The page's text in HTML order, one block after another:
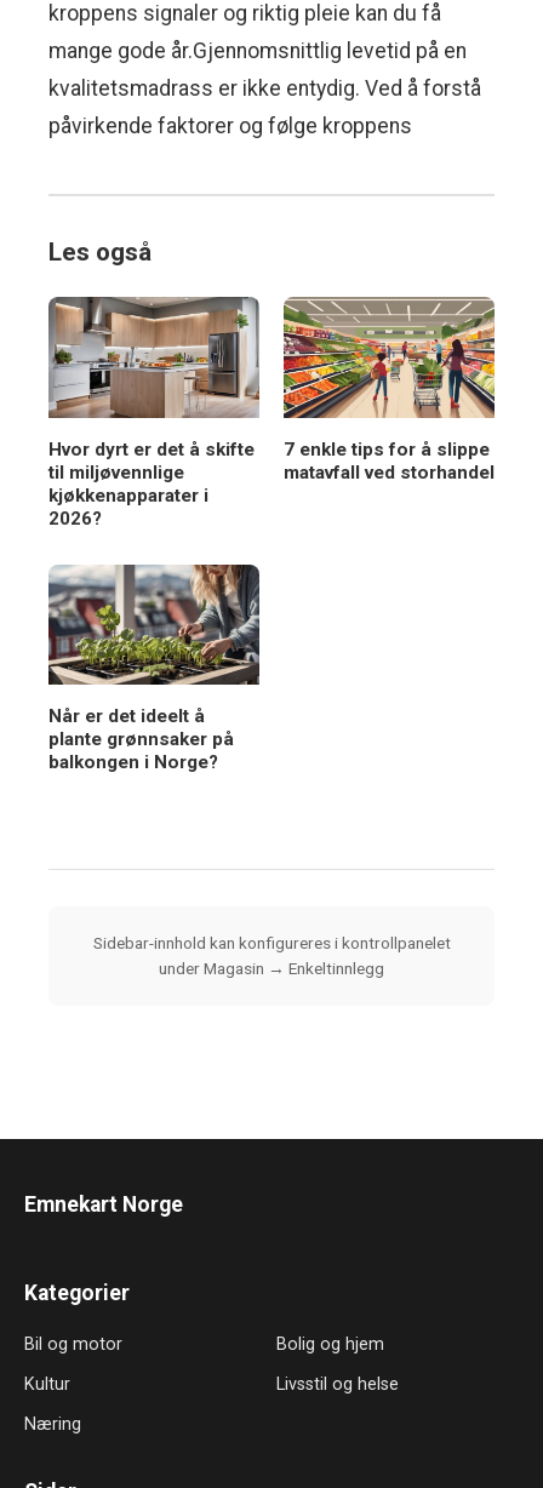
kroppens signaler og riktig pleie kan du få
mange gode år.Gjennomsnittlig levetid på en
kvalitetsmadrass er ikke entydig. Ved å forstå
påvirkende faktorer og følge kroppens
Les også
Hvor dyrt er det å skifte
til miljøvennlige
kjøkkenapparater i
2026?
7 enkle tips for å slippe
matavfall ved storhandel
Når er det ideelt å
plante grønnsaker på
balkongen i Norge?
Sidebar-innhold kan konfigureres i kontrollpanelet
under Magasin → Enkeltinnlegg
Emnekart Norge
Kategorier
Bil og motor
Bolig og hjem
Kultur
Livsstil og helse
Næring